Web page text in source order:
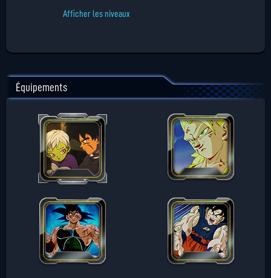
Afficher les niveaux
Équipements